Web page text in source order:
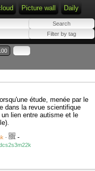
Picture wall Daily
étude, menée par le
dans la revue scientifique
lien entre autisme et le
- -